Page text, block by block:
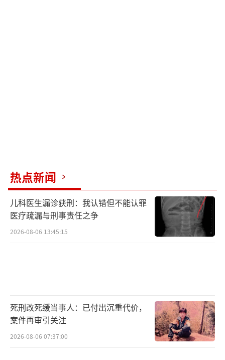
热点新闻
儿科医生漏诊获刑：我认错但不能认罪
医疗疏漏与刑事责任之争
2026-08-06 13:45:15
死刑改死缓当事人：已付出沉重代价，
案件再审引关注
2026-08-06 07:37:00